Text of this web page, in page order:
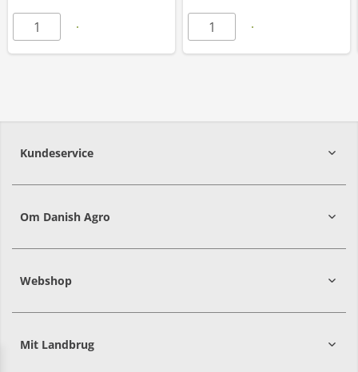
Kundeservice
Om Danish Agro
Webshop
Mit Landbrug